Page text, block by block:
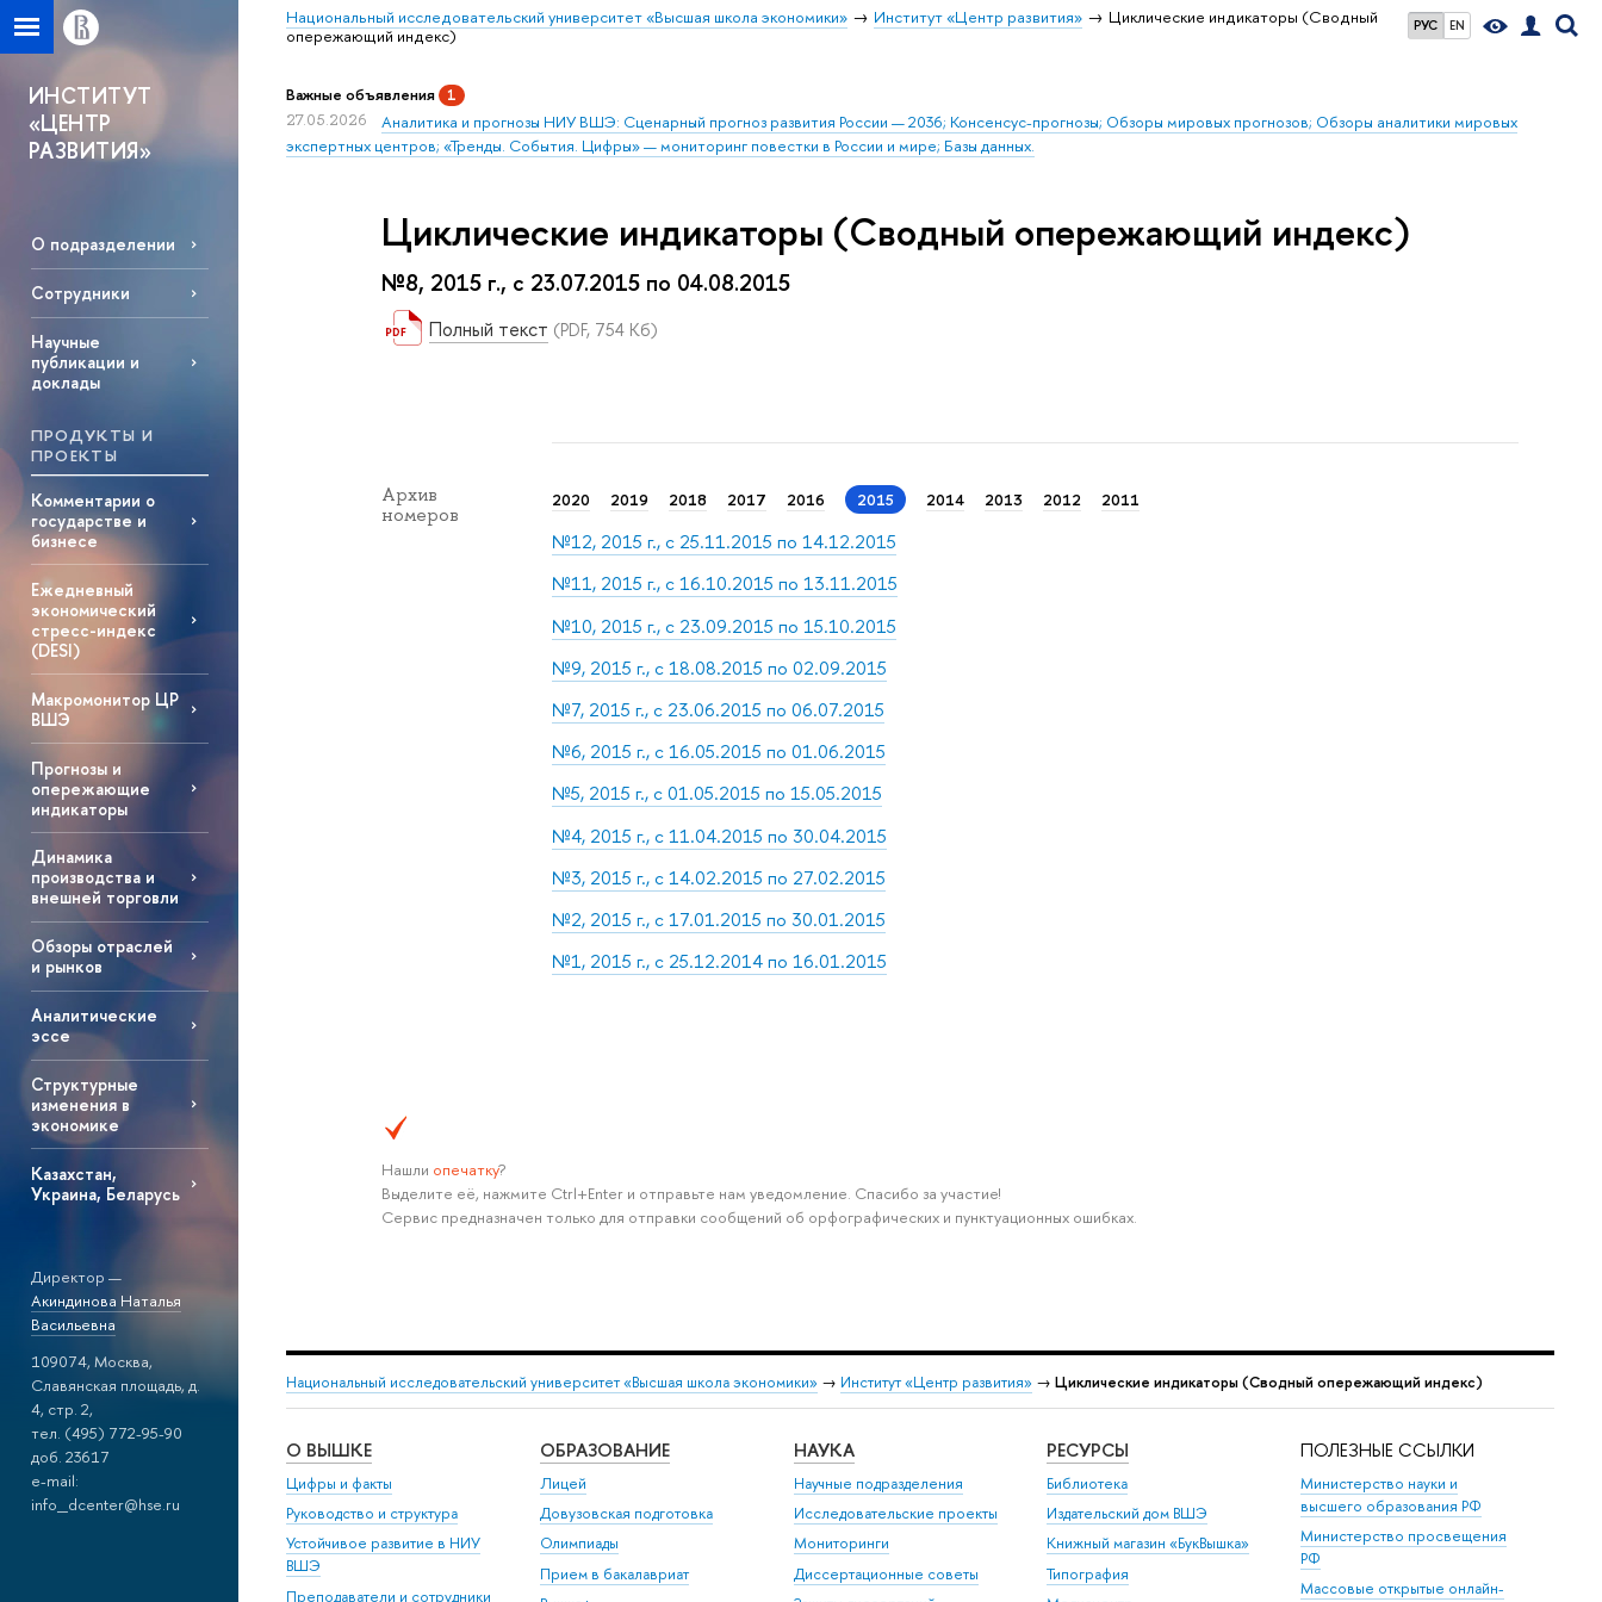
РУС EN
Национальный исследовательский университет «Высшая школа экономики» Институт «Центр развития»
Циклические индикаторы (Сводный
опережающий индекс)
ИНСТИТУТ
«ЦЕНТР
РАЗВИТИЯ»
О подразделении
Сотрудники
Научные
публикации и
доклады
ПРОДУКТЫ И
ПРОЕКТЫ
Комментарии о
государстве и
бизнесе
Ежедневный
экономический
стресс-индекс
(DESI)
Макромонитор ЦР
ВШЭ
Прогнозы и
опережающие
индикаторы
Динамика
производства и
внешней торговли
Обзоры отраслей
и рынков
Аналитические
эссе
Структурные
изменения в
экономике
Казахстан,
Украина, Беларусь
Директор —
Акиндинова Наталья
Васильевна
109074, Москва,
Славянская площадь, д.
4, стр. 2,
тел. (495) 772-95-90
доб. 23617
e-mail:
info_dcenter@hse.ru
Важные объявления 1
27.05.2026
Аналитика и прогнозы НИУ ВШЭ: Сценарный прогноз развития России — 2036; Консенсус-прогнозы; Обзоры мировых прогнозов; Обзоры аналитики мировых
экспертных центров; «Тренды. События. Цифры» — мониторинг повестки в России и мире; Базы данных.
Циклические индикаторы (Сводный опережающий индекс)
№8, 2015 г., с 23.07.2015 по 04.08.2015
Полный текст (PDF, 754 Кб)
Архив
номеров
2020 2019 2018 2017 2016 2015 2014 2013 2012 2011
№12, 2015 г., с 25.11.2015 по 14.12.2015
№11, 2015 г., с 16.10.2015 по 13.11.2015
№10, 2015 г., с 23.09.2015 по 15.10.2015
№9, 2015 г., с 18.08.2015 по 02.09.2015
№7, 2015 г., с 23.06.2015 по 06.07.2015
№6, 2015 г., с 16.05.2015 по 01.06.2015
№5, 2015 г., с 01.05.2015 по 15.05.2015
№4, 2015 г., с 11.04.2015 по 30.04.2015
№3, 2015 г., с 14.02.2015 по 27.02.2015
№2, 2015 г., с 17.01.2015 по 30.01.2015
№1, 2015 г., с 25.12.2014 по 16.01.2015
Нашли опечатку?
Выделите её, нажмите Ctrl+Enter и отправьте нам уведомление. Спасибо за участие!
Сервис предназначен только для отправки сообщений об орфографических и пунктуационных ошибках.
Национальный исследовательский университет «Высшая школа экономики» → Институт «Центр развития» → Циклические индикаторы (Сводный опережающий индекс)
О ВЫШКЕ
Цифры и факты
Руководство и структура
Устойчивое развитие в НИУ
ВШЭ
Преподаватели и сотрудники
ОБРАЗОВАНИЕ
Лицей
Довузовская подготовка
Олимпиады
Прием в бакалавриат
НАУКА
Научные подразделения
Исследовательские проекты
Мониторинги
Диссертационные советы
РЕСУРСЫ
Библиотека
Издательский дом ВШЭ
Книжный магазин «БукВышка»
Типография
ПОЛЕЗНЫЕ ССЫЛКИ
Министерство науки и
высшего образования РФ
Министерство просвещения
РФ
Массовые открытые онлайн-